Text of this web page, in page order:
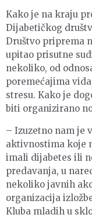
Kako je na kraju
Dijabetičkog
Društvo priprema
upitao prisutne
nekoliko, od
poremećajima
stresu. Kako je
biti organizirano
– Izuzetno nam je
aktivnostima koje
imali dijabetes ili
predavanja, u
nekoliko javnih
organizacija
Kluba mladih u